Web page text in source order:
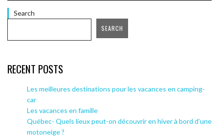
Search
SEARCH
RECENT POSTS
Les meilleures destinations pour les vacances en camping-
car
Les vacances en famille
Québec- Quels lieux peut-on découvrir en hiver à bord d’une
motoneige ?